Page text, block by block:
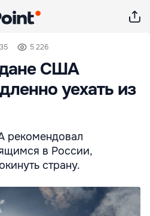
5 226
США
уехать из
рекомендовал
в России,
страну.